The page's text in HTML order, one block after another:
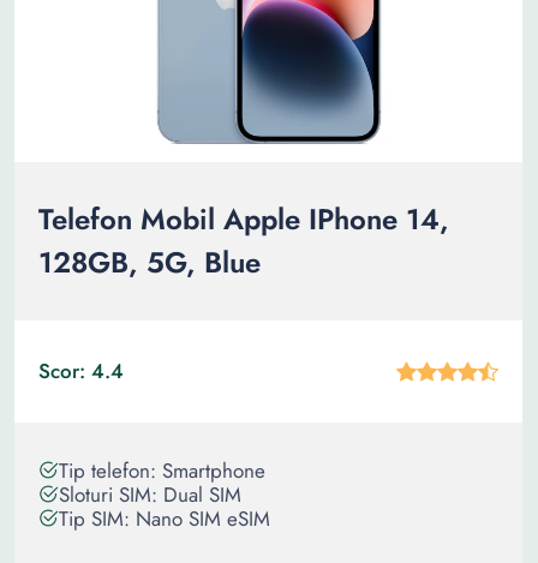
Telefon Mobil Apple IPhone 14,
128GB, 5G, Blue
Scor: 4.4
Tip telefon: Smartphone
Sloturi SIM: Dual SIM
Tip SIM: Nano SIM eSIM